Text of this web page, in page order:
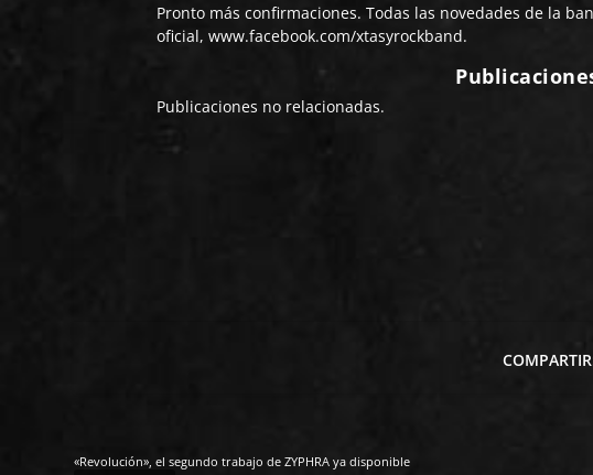
Pronto más confirmaciones. Todas las novedades de la
oficial,www.facebook.com/xtasyrockband.
Publicaciones no relacionadas.
«Revolución», el segundo trabajo de ZYPHRA ya disponible